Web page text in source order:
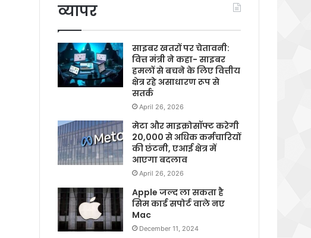
व्यापर
साइबर खतरों पर चेतावनी:
वित्त मंत्री ने कहा- साइबर
हमलों से बचने के लिए वित्तीय
क्षेत्र रहे असाधारण रूप से
सतर्क
April 26, 2026
मेटा और माइक्रोसॉफ्ट करेगी
20,000 से अधिक कर्मचारियों
की छंटनी, एआई क्षेत्र में
आएगा बदलाव
April 26, 2026
Apple जल्द ला सकता है
सिम कार्ड सपोर्ट वाले नए
Mac
December 11, 2024